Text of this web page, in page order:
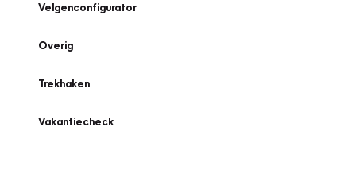
Velgenconfigurator
Overig
Trekhaken
Vakantiecheck